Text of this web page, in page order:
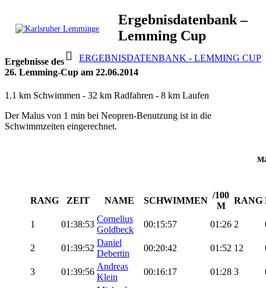
Lemminge
Triathlon Radsport Skilanglauf
ERGEBNISDATENBANK - LEMMING CUP
Ergebnisdatenbank –
Lemming Cup
Ergebnisse des
26. Lemming-Cup am 22.06.2014
1.1 km Schwimmen - 32 km Radfahren - 8 km Laufen
Der Malus von 1 min bei Neopren-Benutzung ist in die
Schwimmzeiten eingerechnet.
RANG ZEIT NAME SCHWIMMEN
/100
M
RANG
1 01:38:53
Cornelius
Goldbeck
00:15:57 01:26 2
2 01:39:52
Daniel
Debertin
00:20:42 01:52 12
3 01:39:56
Andreas
Klein
00:16:17 01:28 3